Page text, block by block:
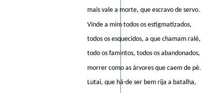
mais vale a morte, que escravo de servo.
Vinde a mim todos os estigmatizados,
todos os esquecidos, a que chamam ralé,
todo os famintos, todos os abandonados,
morrer como as árvores que caem de pé.
Lutai, que há-de ser bem rija a batalha,